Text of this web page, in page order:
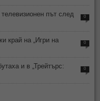
път след
0
край на „Игри на
0
и в „Трейтърс:
0